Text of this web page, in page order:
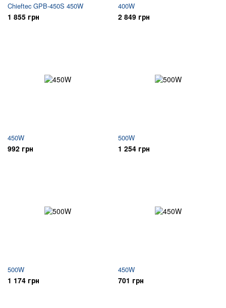
Chieftec GPB-450S 450W
1 855 грн
400W
2 849 грн
450W
992 грн
500W
1 254 грн
500W
1 174 грн
450W
701 грн